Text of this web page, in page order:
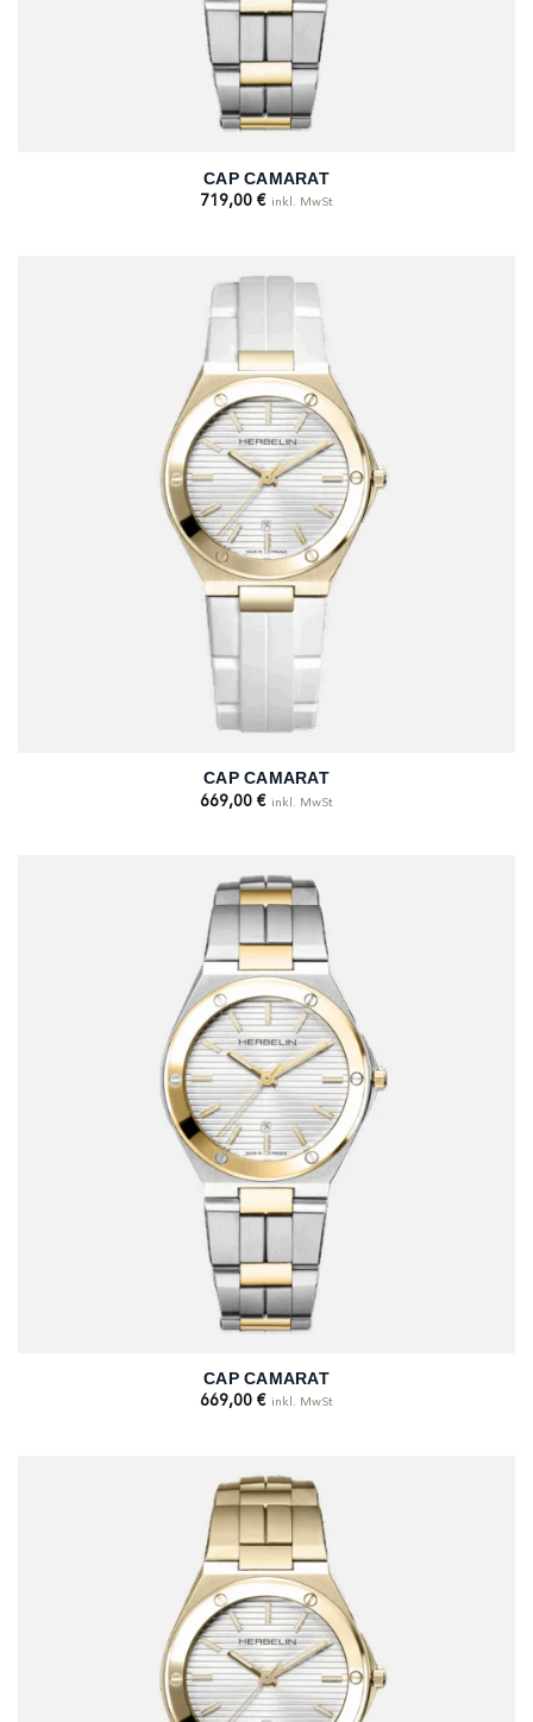
CAP CAMARAT
719,00 € inkl. MwSt
CAP CAMARAT
669,00 € inkl. MwSt
CAP CAMARAT
669,00 € inkl. MwSt